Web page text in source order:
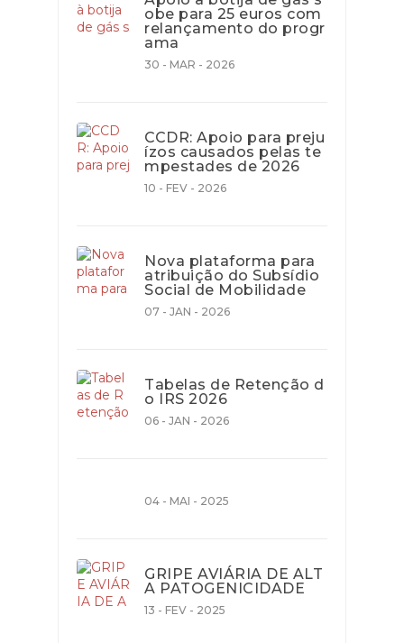
obe para 25 euros com
relançamento do progr
ama
30 - MAR - 2026
CCDR: Apoio para preju
ízos causados pelas te
mpestades de 2026
10 - FEV - 2026
Nova plataforma para
atribuição do Subsídio
Social de Mobilidade
07 - JAN - 2026
Tabelas de Retenção d
o IRS 2026
06 - JAN - 2026
04 - MAI - 2025
GRIPE AVIÁRIA DE ALT
A PATOGENICIDADE
13 - FEV - 2025